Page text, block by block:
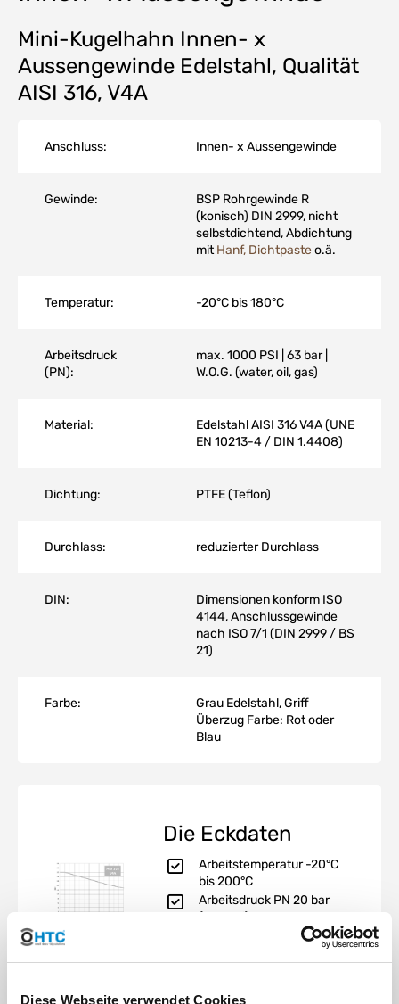
Diese Webseite verwendet Cookies
Mini-Kugelhahn Innen- x
Aussengewinde Edelstahl, Qualität
AISI 316, V4A
Anschluss: Innen- x Aussengewinde
Gewinde:
BSP Rohrgewinde R
(konisch) DIN 2999, nicht
selbstdichtend, Abdichtung
mitHanf, Dichtpasteo.ä.
Temperatur: -20°C bis 180°C
Arbeitsdruck
(PN):
max. 1000 PSI | 63 bar |
W.O.G. (water, oil, gas)
Material:
Edelstahl AISI 316 V4A (UNE
EN 10213-4 / DIN 1.4408)
Dichtung: PTFE (Teflon)
Durchlass: reduzierter Durchlass
DIN:
Dimensionen konform ISO
4144, Anschlussgewinde
nach ISO 7/1 (DIN 2999 / BS
21)
Farbe:
Grau Edelstahl, Griff
Überzug Farbe: Rot oder
Blau
Die Eckdaten
Arbeitstemperatur -20°C
bis 200°C
Arbeitsdruck PN 20 bar
(300 psi)
Vermaßung gemäß ISO